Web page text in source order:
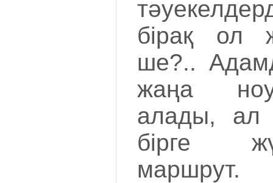
бірақ ол
ше?..
жаңа
алады, ал
бірге
маршрут.